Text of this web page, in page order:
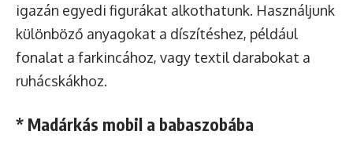
igazán egyedi figurákat alkothatunk. Használjunk
különböző anyagokat a díszítéshez, például
fonalat a farkincához, vagy textil darabokat a
ruhácskákhoz.
* Madárkás mobil a babaszobába